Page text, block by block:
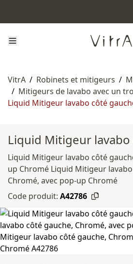
VitrA / Robinets et mitigeurs /
/ Mitigeurs de lavabo avec un
Liquid Mitigeur lavabo côté
Liquid Mitigeur
Liquid Mitigeur lavabo côté
up Chromé Liquid Mitigeur
Chromé, avec pop-up Chromé
Code produit: A42786